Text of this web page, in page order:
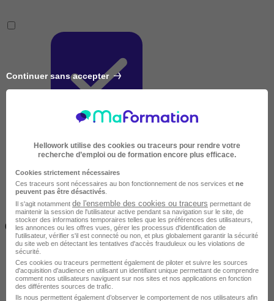
Très courte
Inférieur à 2 jours
(14h)
Continuer sans accepter
Hellowork utilise des cookies ou traceurs pour rendre votre
recherche d’emploi ou de formation encore plus efficace.
Cookies strictement nécessaires
Ces traceurs sont nécessaires au bon fonctionnement de nos services et ne
peuvent pas être désactivés
Il s'agit notamment de l'ensemble des cookies ou traceurs permettant de
maintenir la session de l'utilisateur active pendant sa navigation sur le site, de
stocker des informations temporaires telles que les préférences des utilisateurs,
les annonces ou les offres vues, gérer les processus d'identification de
l'utilisateur, vérifier s'il est connecté ou non, et plus globalement garantir la sécurité
du site web en détectant les tentatives d'accès frauduleux ou les violations de
sécurité.
Ces cookies ou traceurs permettent également de piloter et suivre les sources
d'acquisition d'audience en utilisant un identifiant unique permettant de comprendre
comment nos utilisateurs naviguent sur nos sites et nos applications en fonction
des différentes sources de trafic.
Ils nous permettent également d’observer le comportement de nos utilisateurs afin